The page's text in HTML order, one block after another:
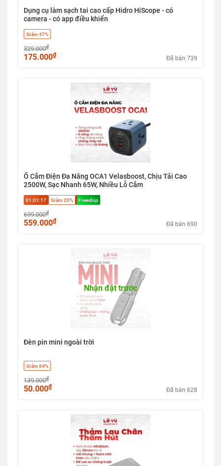
Dụng cụ làm sạch tai cao cấp Hidro HiScope - có
camera - có app điều khiển
Giảm 47%
329.000₫
175.000₫ Đã bán 739
Ổ Cắm Điện Đa Năng OCA1 Velasboost, Chịu Tải Cao
2500W, Sạc Nhanh 65W, Nhiều Lỗ Cắm
01:01:17 Giảm 20% Freeship
699.000₫
559.000₫ Đã bán 690
Nhận đặt trước
Đèn pin mini ngoài trời
Giảm 64%
139.000₫
50.000₫ Đã bán 628